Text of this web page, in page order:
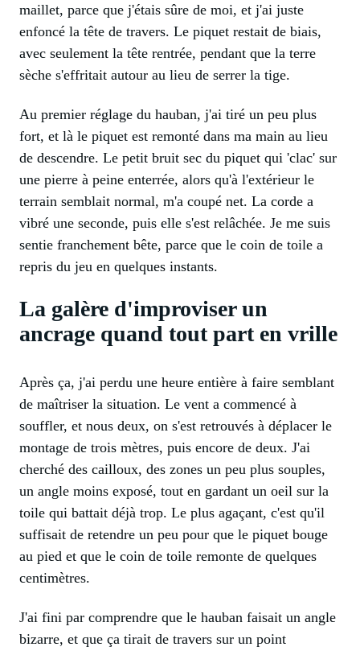
maillet, parce que j'étais sûre de moi, et j'ai juste
enfoncé la tête de travers. Le piquet restait de biais,
avec seulement la tête rentrée, pendant que la terre
sèche s'effritait autour au lieu de serrer la tige.
Au premier réglage du hauban, j'ai tiré un peu plus
fort, et là le piquet est remonté dans ma main au lieu
de descendre. Le petit bruit sec du piquet qui 'clac' sur
une pierre à peine enterrée, alors qu'à l'extérieur le
terrain semblait normal, m'a coupé net. La corde a
vibré une seconde, puis elle s'est relâchée. Je me suis
sentie franchement bête, parce que le coin de toile a
repris du jeu en quelques instants.
La galère d'improviser un
ancrage quand tout part en vrille
Après ça, j'ai perdu une heure entière à faire semblant
de maîtriser la situation. Le vent a commencé à
souffler, et nous deux, on s'est retrouvés à déplacer le
montage de trois mètres, puis encore de deux. J'ai
cherché des cailloux, des zones un peu plus souples,
un angle moins exposé, tout en gardant un oeil sur la
toile qui battait déjà trop. Le plus agaçant, c'est qu'il
suffisait de retendre un peu pour que le piquet bouge
au pied et que le coin de toile remonte de quelques
centimètres.
J'ai fini par comprendre que le hauban faisait un angle
bizarre, et que ça tirait de travers sur un point